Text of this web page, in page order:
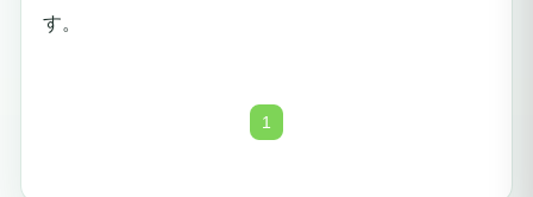
す。
1